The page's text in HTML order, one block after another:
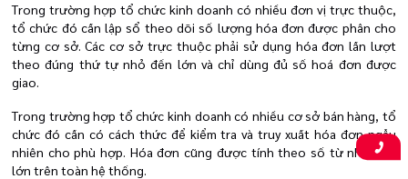
Trong trường hợp tổ chức kinh doanh có nhiều đơn vị trực thuộc,
tổ chức đó cần lập sổ theo dõi số lượng hóa đơn được phân cho
từng cơ sở. Các cơ sở trực thuộc phải sử dụng hóa đơn lần lượt
theo đúng thứ tự nhỏ đến lớn và chỉ dùng đủ số hoá đơn được
giao.
Trong trường hợp tổ chức kinh doanh có nhiều cơ sở bán hàng, tổ
chức đó cần có cách thức để kiểm tra và truy xuất hóa đơn ngẫu
nhiên cho phù hợp. Hóa đơn cũng được tính theo số từ nhỏ đến
lớn trên toàn hệ thống.